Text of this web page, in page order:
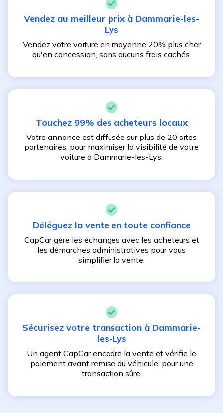
Vendez au meilleur prix à Dammarie-les-
Lys
Vendez votre voiture en moyenne 20% plus cher
qu'en concession, sans aucuns frais cachés.
Touchez 99% des acheteurs locaux
Votre annonce est diffusée sur plus de 20 sites
partenaires, pour maximiser la visibilité de votre
voiture à Dammarie-les-Lys.
Déléguez la vente en toute confiance
CapCar gère les échanges avec les acheteurs et
les démarches administratives pour vous
simplifier la vente.
Sécurisez votre transaction à Dammarie-
les-Lys
Un agent CapCar encadre la vente et vérifie le
paiement avant remise du véhicule, pour une
transaction sûre.